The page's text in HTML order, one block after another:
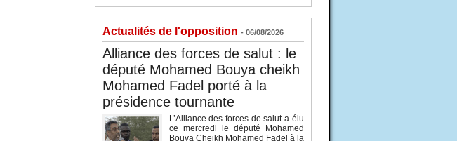
Actualités de l'opposition - 06/08/2026
Alliance des forces de salut : le
député Mohamed Bouya cheikh
Mohamed Fadel porté à la
présidence tournante
L’Alliance des forces de salut a élu
ce mercredi le député Mohamed
Bouya Cheikh Mohamed Fadel à la